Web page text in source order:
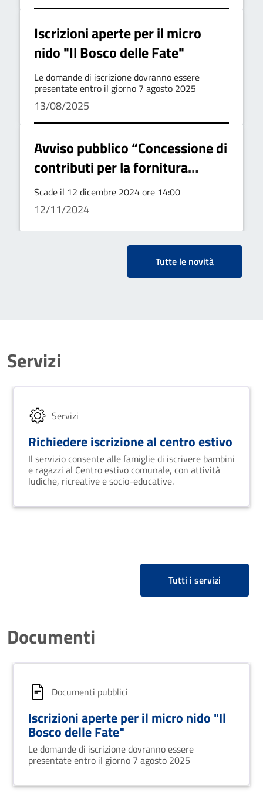
Iscrizioni aperte per il micro
nido "Il Bosco delle Fate"
Le domande di iscrizione dovranno essere
presentate entro il giorno 7 agosto 2025
13/08/2025
Avviso pubblico “Concessione di
contributi per la fornitura
gratuita o semigratuita dei libri
di testo” della Regione
Scade il 12 dicembre 2024 ore 14:00
12/11/2024
Tutte le novità
Servizi
Servizi
Richiedere iscrizione al centro estivo
Il servizio consente alle famiglie di iscrivere bambini
e ragazzi al Centro estivo comunale, con attività
ludiche, ricreative e socio-educative.
Tutti i servizi
Documenti
Documenti pubblici
Iscrizioni aperte per il micro nido "Il
Bosco delle Fate"
Le domande di iscrizione dovranno essere
presentate entro il giorno 7 agosto 2025